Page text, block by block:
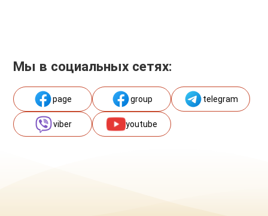
Мы в социальных сетях:
page group telegram
viber youtube